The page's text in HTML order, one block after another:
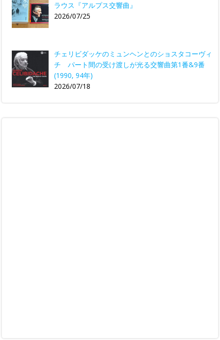
ラウス『アルプス交響曲』
2026/07/25
チェリビダッケのミュンヘンとのショスタコーヴィ
チ パート間の受け渡しが光る交響曲第1番&9番
(1990, 94年)
2026/07/18